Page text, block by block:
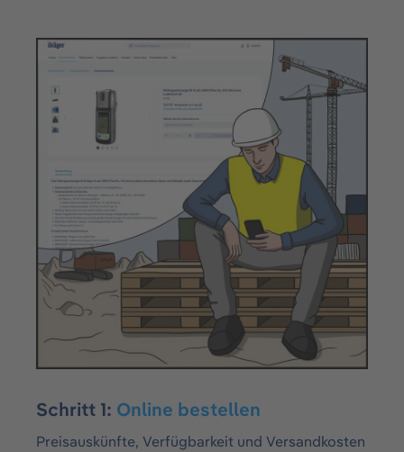
Schritt 1: Online bestellen
Preisauskünfte, Verfügbarkeit und Versandkosten